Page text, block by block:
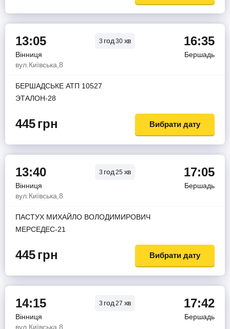
13:05 3 год30 хв 16:35
Вінниця
Бершадь
вул.Київська,8
БЕРШАДСЬКЕ АТП 10527
ЭТАЛОН-28
445грн Вибрати дату
13:40 3 год25 хв 17:05
Вінниця
Бершадь
вул.Київська,8
ПАСТУХ МИХАЙЛО ВОЛОДИМИРОВИЧ
МЕРСЕДЕС-21
445грн Вибрати дату
14:15 3 год27 хв 17:42
Вінниця
Бершадь
вул.Київська,8